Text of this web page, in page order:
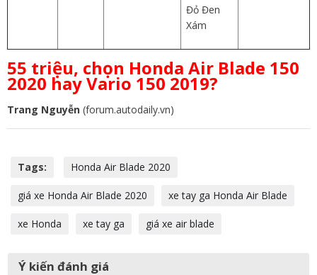
Đỏ Đen
Xám
55 triệu, chọn Honda Air Blade 150
2020 hay Vario 150 2019?
Trang Nguyễn (forum.autodaily.vn)
Tags: Honda Air Blade 2020
giá xe Honda Air Blade 2020 xe tay ga Honda Air Blade
xe Honda xe tay ga giá xe air blade
Ý kiến đánh giá